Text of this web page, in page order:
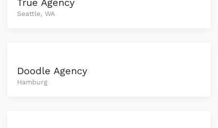
True Agency
Seattle, WA
Doodle Agency
Hamburg